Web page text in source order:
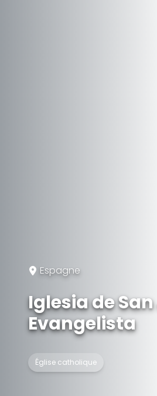
Espagne
Iglesia de
Evangelista
Église catholique